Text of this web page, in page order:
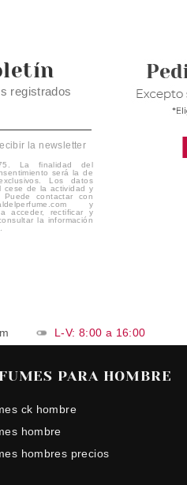
registrados
la newsletter
La finalidad del
será la de
Los datos
cese de la actividad y
contactar con
y
acceder, rectificar y
la información
L-V: 8:00 a 16:00
PARA HOMBRE
ck hombre
hombre
hombres precios